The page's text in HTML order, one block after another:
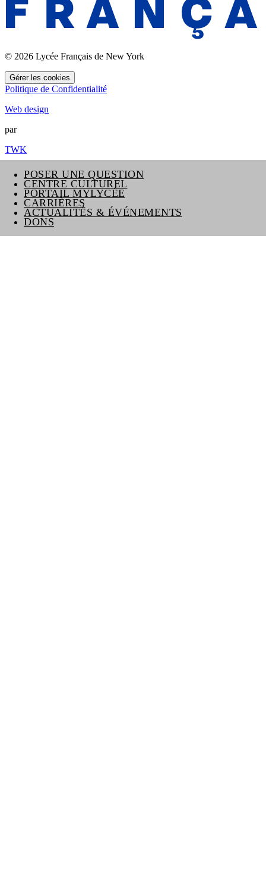
POSER UNE QUESTION
CENTRE CULTUREL
PORTAIL MYLYCÉE
CARRIÈRES
ACTUALITÉS & ÉVÉNEMENTS
DONS
© 2026 Lycée Français de New York
Gérer les cookies
Politique de Confidentialité
Web design
par
TWK